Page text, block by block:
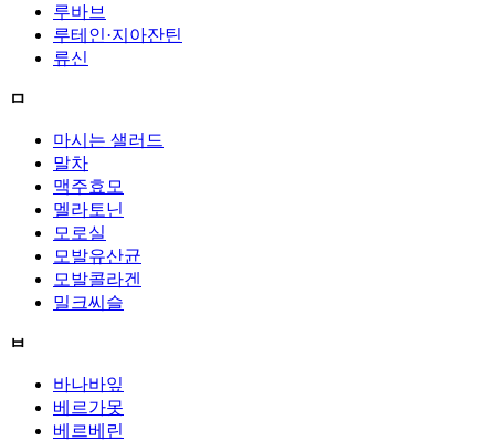
루바브
루테인·지아잔틴
류신
ㅁ
마시는 샐러드
말차
맥주효모
멜라토닌
모로실
모발유산균
모발콜라겐
밀크씨슬
ㅂ
바나바잎
베르가못
베르베린